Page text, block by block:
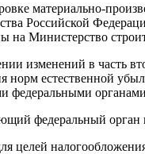
материально-
Российской
на Министерство
изменений в часть
естественной
федеральными
федеральный орган
целей